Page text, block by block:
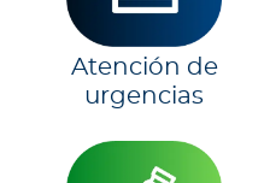
Atención de
urgencias